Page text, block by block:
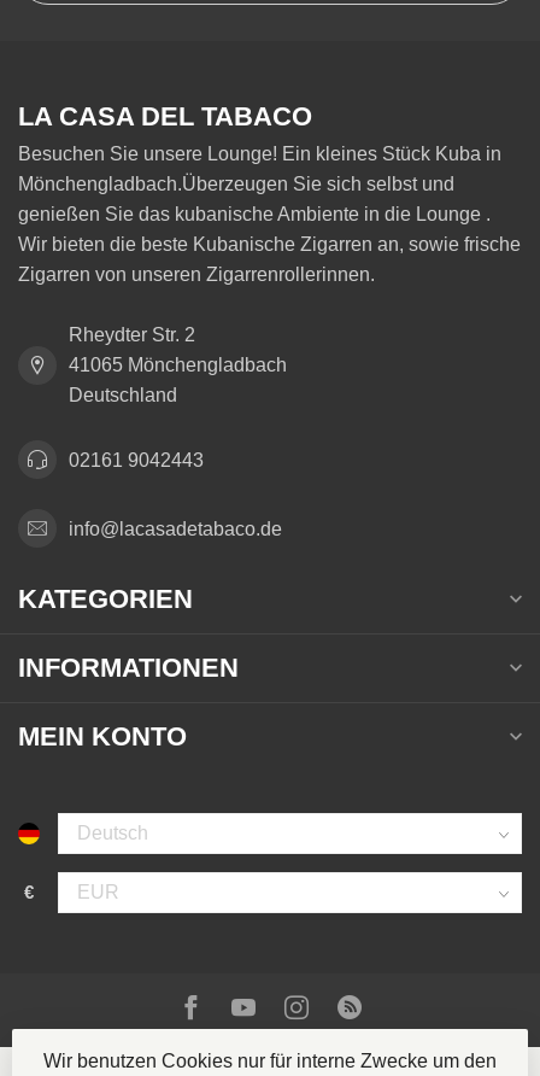
LA CASA DEL TABACO
Besuchen Sie unsere Lounge! Ein kleines Stück Kuba in
Mönchengladbach.Überzeugen Sie sich selbst und
genießen Sie das kubanische Ambiente in die Lounge .
Wir bieten die beste Kubanische Zigarren an, sowie frische
Zigarren von unseren Zigarrenrollerinnen.
Rheydter Str. 2
41065 Mönchengladbach
Deutschland
02161 9042443
info@lacasadetabaco.de
KATEGORIEN
INFORMATIONEN
MEIN KONTO
€
Wir benutzen Cookies nur für interne Zwecke um den